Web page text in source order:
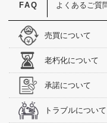
よくあるご質
売買について
老朽化について
承諾について
トラブルについて